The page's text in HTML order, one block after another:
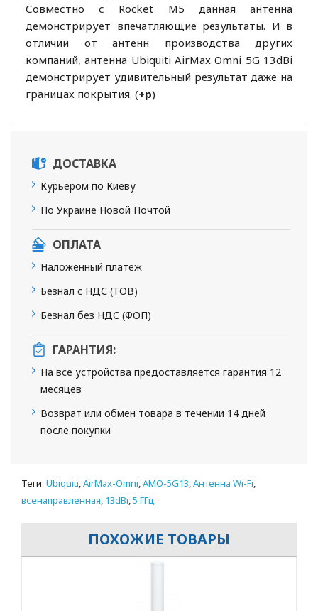
Совместно с Rocket M5 данная антенна
демонстрирует впечатляющие результаты. И в
отличии от антенн производства других
компаний, антенна Ubiquiti AirMax Omni 5G 13dBi
демонстрирует удивительный результат даже на
границах покрытия. (+р)
ДОСТАВКА
Курьером по Киеву
По Украине Новой Почтой
ОПЛАТА
Наложенный платеж
Безнал с НДС (ТОВ)
Безнал без НДС (ФОП)
ГАРАНТИЯ:
На все устройства предоставляется гарантия 12
месяцев
Возврат или обмен товара в течении 14 дней
после покупки
Теги: Ubiquiti,AirMax-Omni,AMO-5G13,Антенна Wi-Fi,
всенаправленная, 13dBi,5 ГГц
ПОХОЖИЕ ТОВАРЫ